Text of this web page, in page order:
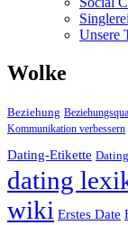
Unsere
Wolke
Beziehung
Kommunikation verbessern
Dating-Etikette
dating
wiki Erstes Date